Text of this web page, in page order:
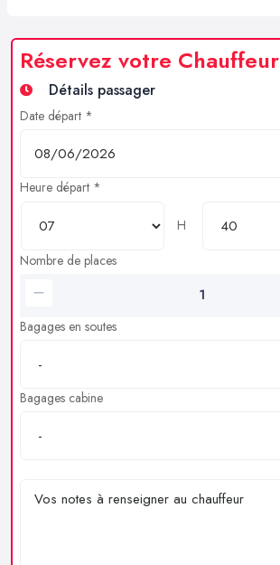
Réservez votre Chauffeur
Détails passager
Date départ *
Heure départ *
H
Nombre de places
Bagages en soutes
Bagages cabine